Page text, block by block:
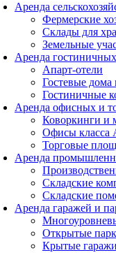
Аренда
Фермерские
Склады для
Земельные
Аренда
Апарт-отели
Гостевые дома
Гостиничные
Аренда офисных и
Коворкинги и
Офисы класса
Торговые
Аренда
Складские
Складские
Аренда гаражей и
Открытые
Крытые